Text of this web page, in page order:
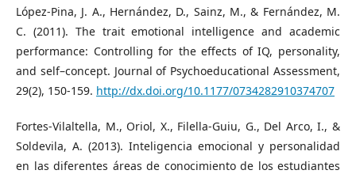
López-Pina, J. A., Hernández, D., Sainz, M., & Fernández, M.
C. (2011). The trait emotional intelligence and academic
performance: Controlling for the effects of IQ, personality,
and self–concept. Journal of Psychoeducational Assessment,
29(2), 150-159. http://dx.doi.org/10.1177/0734282910374707
Fortes-Vilaltella, M., Oriol, X., Filella-Guiu, G., Del Arco, I., &
Soldevila, A. (2013). Inteligencia emocional y personalidad
en las diferentes áreas de conocimiento de los estudiantes